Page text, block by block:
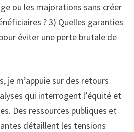
ou les majorations sans créer
? 3) Quelles garanties
éviter une perte brutale de
je m’appuie sur des retours
qui interrogent l’équité et
Des ressources publiques et
détaillent les tensions